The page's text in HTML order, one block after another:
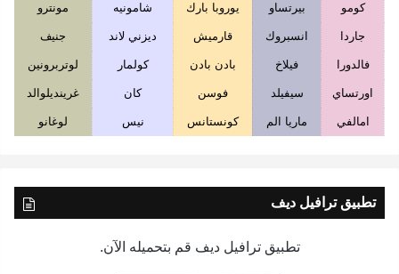
كومو بيرتساو يوروبا بارك شامونيه مونترو
جاردا انسبروك قارميش ديزني لاند جنيف
فالدورا فيلاخ بادن بادن كولمار لوتربرونين
اورتساي سيفيلد فوسن كان غرينديلوالد
امالفي ماريا الم كونستانس نيس لوغانو
تطبيق ترافيل ديف
تطبيق ترافيل ديف قم بتحميله الآن.